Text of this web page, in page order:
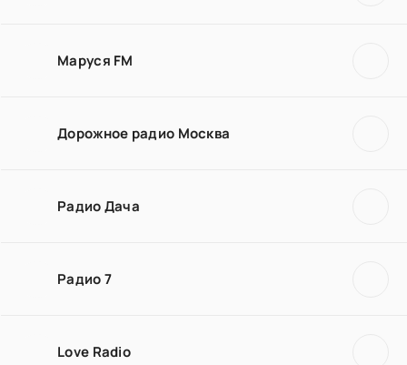
Маруся FM
Дорожное радио Москва
Радио Дача
Радио 7
Love Radio